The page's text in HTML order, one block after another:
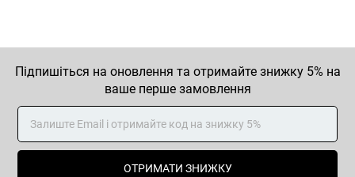
Підпишіться на оновлення та отримайте знижку 5% на
ваше перше замовлення
ОТРИМАТИ ЗНИЖКУ